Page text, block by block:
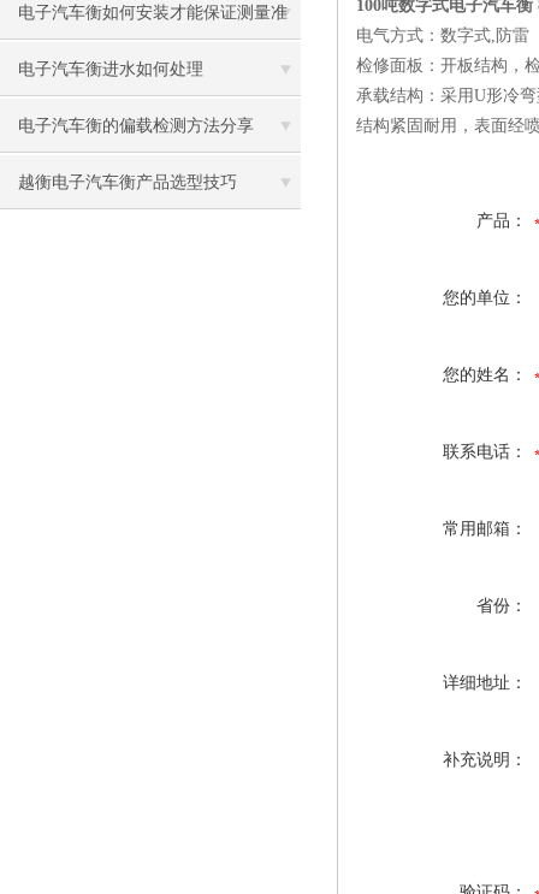
电子汽车衡如何安装才能保证测量准
确
电子汽车衡进水如何处理
电子汽车衡的偏载检测方法分享
越衡电子汽车衡产品选型技巧
100吨数字式电子汽车
电气方式：数字式,防雷
检修面板：开板结构，
承载结构：采用U形冷
结构紧固耐用，表面经
产品：
您的单位：
您的姓名：
联系电话：
常用邮箱：
省份：
详细地址：
补充说明：